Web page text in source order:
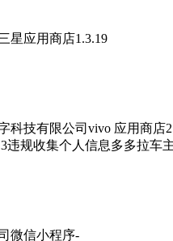
星应用商店1.3.19
科技有限公司vivo 应用商
违规收集个人信息多多拉车
微信小程序-